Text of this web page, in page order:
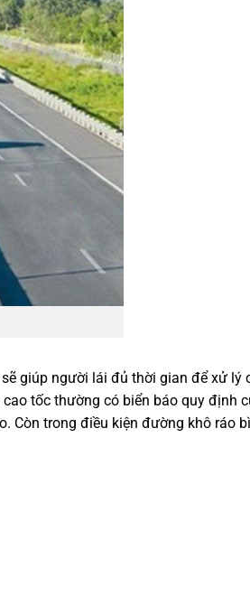
giúp người lái đủ thời gian để xử lý
tốc thường có biển báo quy định
Còn trong điều kiện đường khô ráo